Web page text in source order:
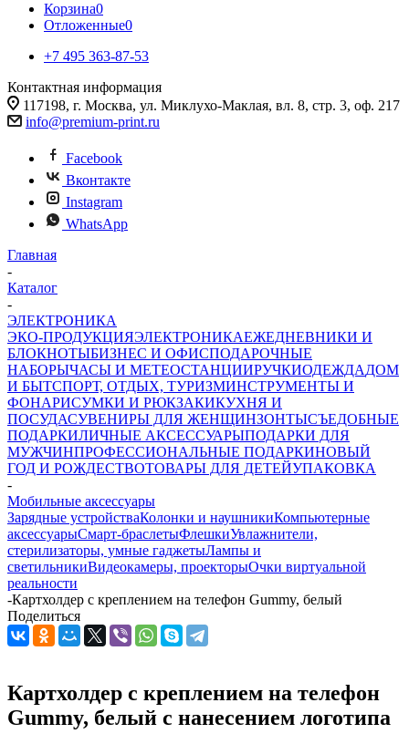
Корзина0
Отложенные0
+7 495 363-87-53
Контактная информация
117198, г. Москва, ул. Миклухо-Маклая, вл. 8, стр. 3, оф. 217
info@premium-print.ru
Facebook
Вконтакте
Instagram
WhatsApp
Главная
-
Каталог
-
ЭЛЕКТРОНИКА
ЭКО-ПРОДУКЦИЯЭЛЕКТРОНИКАЕЖЕДНЕВНИКИ И
БЛОКНОТЫБИЗНЕС И ОФИСПОДАРОЧНЫЕ
НАБОРЫЧАСЫ И МЕТЕОСТАНЦИИРУЧКИОДЕЖДАДОМ
И БЫТСПОРТ, ОТДЫХ, ТУРИЗМИНСТРУМЕНТЫ И
ФОНАРИСУМКИ И РЮКЗАКИКУХНЯ И
ПОСУДАСУВЕНИРЫ ДЛЯ ЖЕНЩИНЗОНТЫСЪЕДОБНЫЕ
ПОДАРКИЛИЧНЫЕ АКСЕССУАРЫПОДАРКИ ДЛЯ
МУЖЧИНПРОФЕССИОНАЛЬНЫЕ ПОДАРКИНОВЫЙ
ГОД И РОЖДЕСТВОТОВАРЫ ДЛЯ ДЕТЕЙУПАКОВКА
-
Мобильные аксессуары
Зарядные устройстваКолонки и наушникиКомпьютерные
аксессуарыСмарт-браслетыФлешкиУвлажнители,
стерилизаторы, умные гаджетыЛампы и
светильникиВидеокамеры, проекторыОчки виртуальной
реальности
-Картхолдер с креплением на телефон Gummy, белый
Поделиться
Картхолдер с креплением на телефон
Gummy, белый с нанесением логотипа